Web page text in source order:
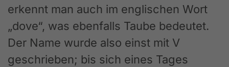
erkennt man auch im englischen Wort
„dove“, was ebenfalls Taube bedeutet.
Der Name wurde also einst mit V
geschrieben; bis sich eines Tages